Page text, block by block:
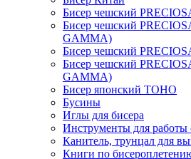
Бисер чешский
Бисер чешский
GAMMA)
Бисер чешский
Бисер чешский
GAMMA)
Бисер японский TOHO
Бусины
Иглы для бисера
Инструменты для работы
Канитель, трунцал для
Книги по